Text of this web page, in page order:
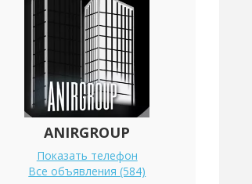
ANIRGROUP
Показать телефон
Все объявления (584)